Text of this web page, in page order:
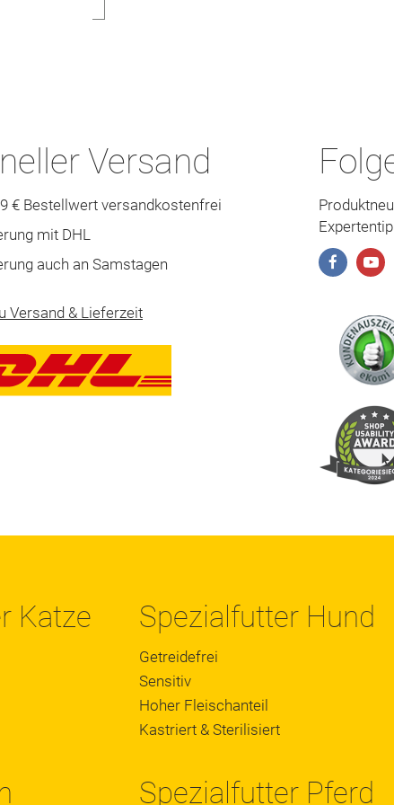
Versand
€ Bestellwert versandkostenfrei
mit DHL
auch an Samstagen
Versand & Lieferzeit
Katze Spezialfutter Hund
Getreidefrei
Sensitiv
Hoher Fleischanteil
Kastriert & Sterilisiert
Spezialfutter Pferd